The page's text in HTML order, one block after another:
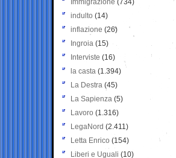
Immigrazione (734)
indulto (14)
inflazione (26)
Ingroia (15)
Interviste (16)
la casta (1.394)
La Destra (45)
La Sapienza (5)
Lavoro (1.316)
LegaNord (2.411)
Letta Enrico (154)
Liberi e Uguali (10)